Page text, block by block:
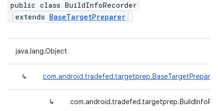
public class BuildInfoRecorder
extends BaseTargetPreparer
java.lang.Object
↳ com.android.tradefed.targetprep.BaseTargetPreparer
↳